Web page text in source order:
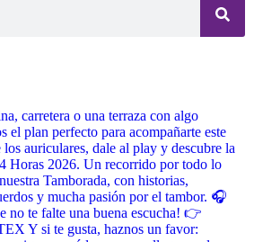
carretera o una terraza con algo
el plan perfecto para acompañarte este
auriculares, dale al play y descubre la
Horas 2026. Un recorrido por todo lo
Tamborada, con historias,
y mucha pasión por el tambor. 🎧
no te falte una buena escucha! 👉
Y si te gusta, haznos un favor: